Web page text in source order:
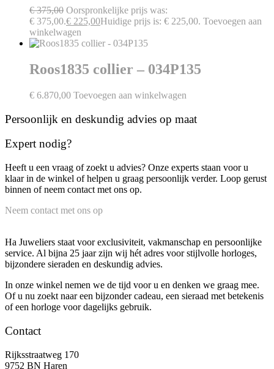
€375,00 Oorspronkelijke prijs was:
€ 375,00.€ 225,00Huidige prijs is: € 225,00. Toevoegen aan
winkelwagen
Roos1835 collier – 034P135
€ 6.870,00 Toevoegen aan winkelwagen
Persoonlijk en deskundig advies op maat
Expert nodig?
Heeft u een vraag of zoekt u advies? Onze experts staan voor u
klaar in de winkel of helpen u graag persoonlijk verder. Loop gerust
binnen of neem contact met ons op.
Neem contact met ons op
Ha Juweliers staat voor exclusiviteit, vakmanschap en persoonlijke
service. Al bijna 25 jaar zijn wij hét adres voor stijlvolle horloges,
bijzondere sieraden en deskundig advies.
In onze winkel nemen we de tijd voor u en denken we graag mee.
Of u nu zoekt naar een bijzonder cadeau, een sieraad met betekenis
of een horloge voor dagelijks gebruik.
Contact
Rijksstraatweg 170
9752 BN Haren